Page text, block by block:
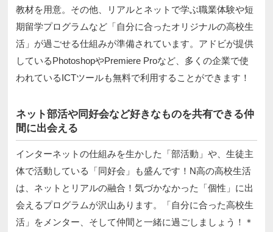
教材を用意。その他、リアルとネットで学ぶ職業体験や短
期留学プログラムなど「自分に合ったオリジナルの高校生
活」が過ごせる仕組みが準備されています。アドビが提供
しているPhotoshopやPremiere Proなど、多くの企業で使
われているICTツールも無料で利用することができます！
ネット部活や同好会など好きなものを共有できる仲
間に出会える
インターネットの仕組みを生かした「部活動」や、生徒主
体で活動している「同好会」も盛んです！N高の高校生活
は、ネットとリアルの融合！気づかなかった「個性」に出
会えるプログラムが沢山あります。「自分に合った高校生
活」をメンター、そして仲間と一緒に過ごしましょう！＊